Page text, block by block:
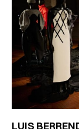
LUIS